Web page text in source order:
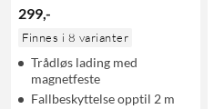
299,-
Finnes i 8 varianter
Trådløs lading med
magnetfeste
Fallbeskyttelse opptil 2 m